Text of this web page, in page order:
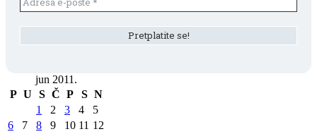
jun 2011.
P U S Č P S N
1
2 3 4
5
6
7 8 9 10 11 12